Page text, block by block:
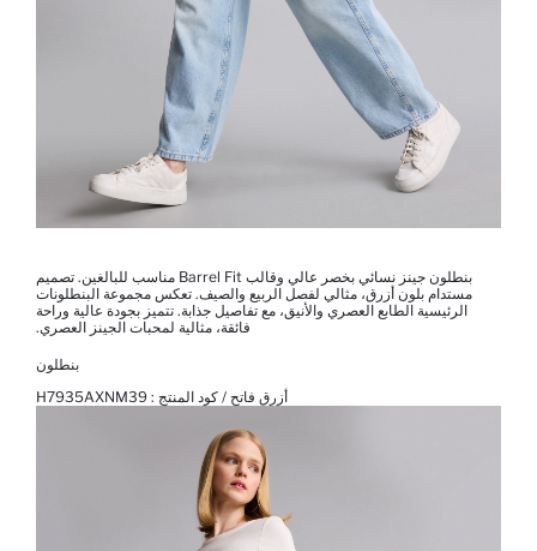
بنطلون جينز نسائي بخصر عالي وقالب Barrel Fit مناسب للبالغين. تصميم
مستدام بلون أزرق، مثالي لفصل الربيع والصيف. تعكس مجموعة البنطلونات
الرئيسية الطابع العصري والأنيق، مع تفاصيل جذابة. تتميز بجودة عالية وراحة
فائقة، مثالية لمحبات الجينز العصري.
بنطلون
أزرق فاتح / كود المنتج : H7935AXNM39